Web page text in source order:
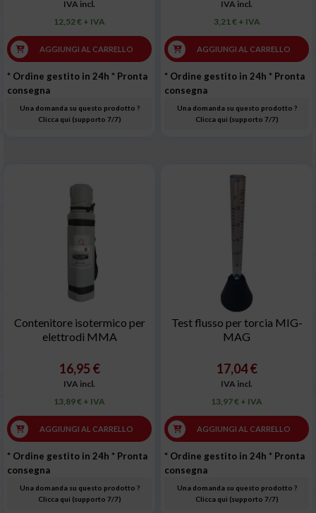
IVA incl.
12,52 € + IVA
AGGIUNGI AL CARRELLO
* Ordine gestito in 24h * Pronta
consegna
Una domanda su questo prodotto ?
Clicca qui (supporto 7/7)
IVA incl.
3,21 € + IVA
AGGIUNGI AL CARRELLO
* Ordine gestito in 24h * Pronta
consegna
Una domanda su questo prodotto ?
Clicca qui (supporto 7/7)
Contenitore isotermico per
elettrodi MMA
16,95 €
IVA incl.
13,89 € + IVA
AGGIUNGI AL CARRELLO
* Ordine gestito in 24h * Pronta
consegna
Una domanda su questo prodotto ?
Clicca qui (supporto 7/7)
Test flusso per torcia MIG-
MAG
17,04 €
IVA incl.
13,97 € + IVA
AGGIUNGI AL CARRELLO
* Ordine gestito in 24h * Pronta
consegna
Una domanda su questo prodotto ?
Clicca qui (supporto 7/7)